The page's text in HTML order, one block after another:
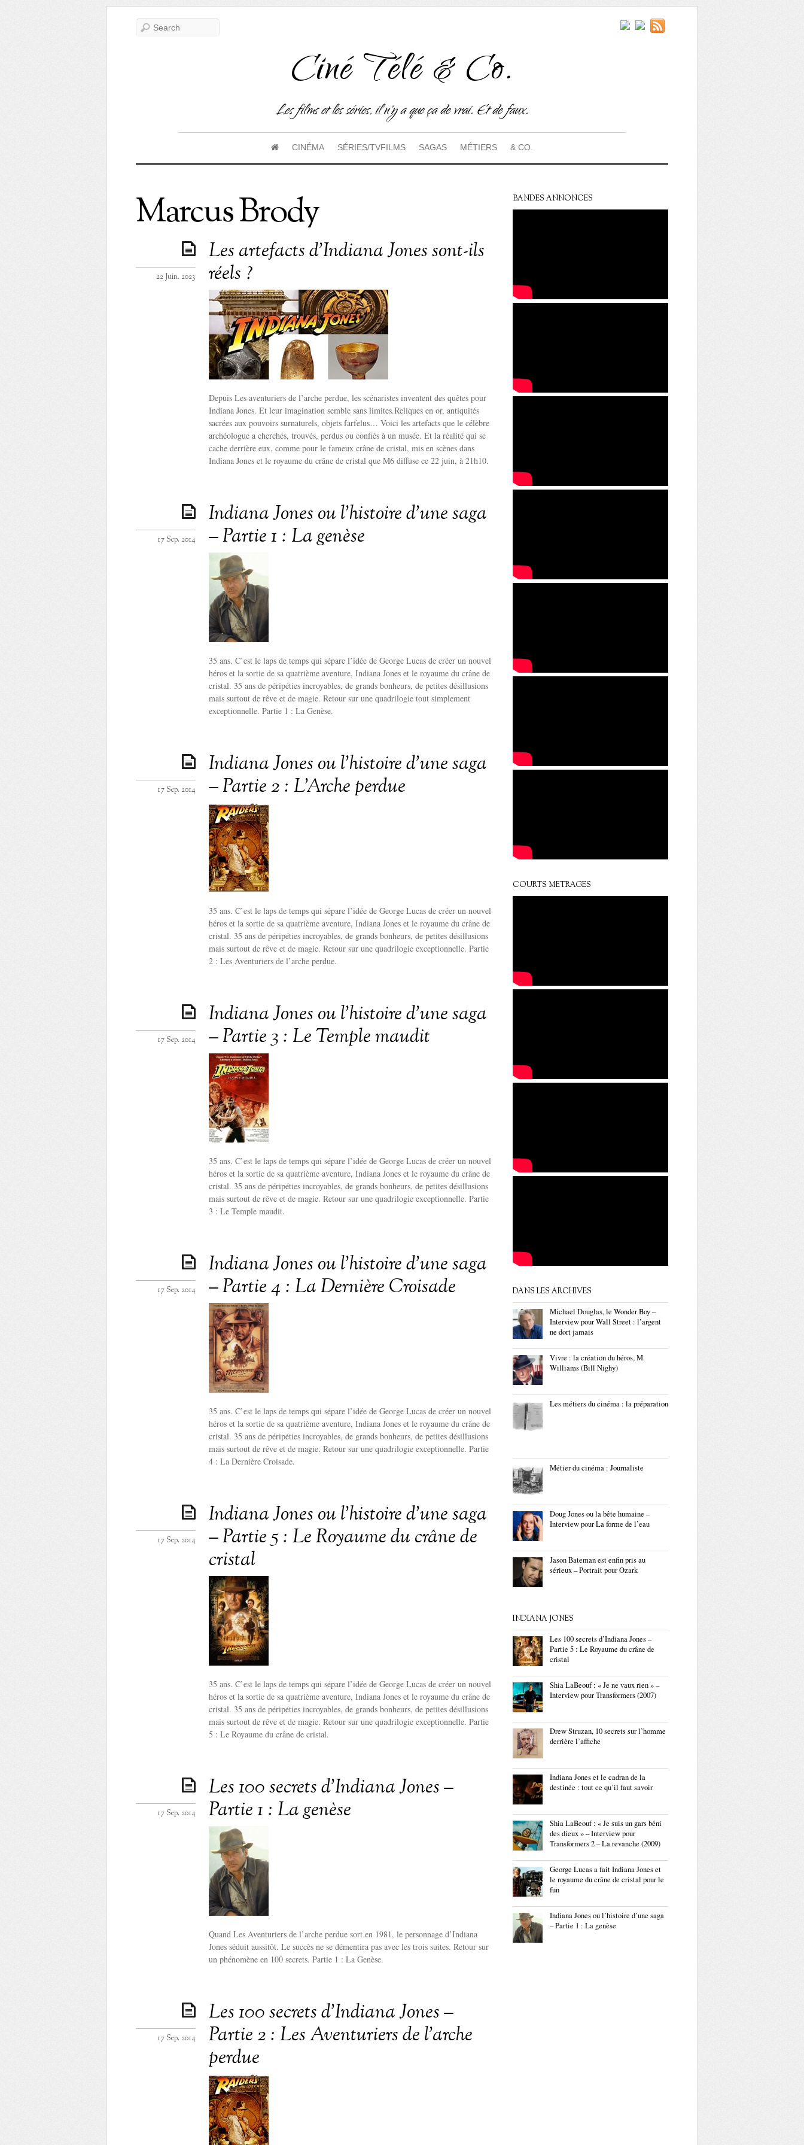
Ciné Télé & Co.
Les films et les séries, il n'y a que ça de vrai. Et de faux.
CINÉMA SÉRIES/TVFILMS SAGAS MÉTIERS & CO.
Marcus Brody
Les artefacts d’Indiana Jones sont-ils
réels ?
22 Juin. 2023
Depuis Les aventuriers de l’arche perdue, les scénaristes inventent des quêtes pour
Indiana Jones. Et leur imagination semble sans limites.Reliques en or, antiquités
sacrées aux pouvoirs surnaturels, objets farfelus… Voici les artefacts que le célèbre
archéologue a cherchés, trouvés, perdus ou confiés à un musée. Et la réalité qui se
cache derrière eux, comme pour le fameux crâne de cristal, mis en scènes dans
Indiana Jones et le royaume du crâne de cristal que M6 diffuse ce 22 juin, à 21h10.
Indiana Jones ou l’histoire d’une saga
– Partie 1 : La genèse
17 Sep. 2014
35 ans. C’est le laps de temps qui sépare l’idée de George Lucas de créer un nouvel
héros et la sortie de sa quatrième aventure, Indiana Jones et le royaume du crâne de
cristal. 35 ans de péripéties incroyables, de grands bonheurs, de petites désillusions
mais surtout de rêve et de magie. Retour sur une quadrilogie tout simplement
exceptionnelle. Partie 1 : La Genèse.
Indiana Jones ou l’histoire d’une saga
– Partie 2 : L’Arche perdue
17 Sep. 2014
35 ans. C’est le laps de temps qui sépare l’idée de George Lucas de créer un nouvel
héros et la sortie de sa quatrième aventure, Indiana Jones et le royaume du crâne de
cristal. 35 ans de péripéties incroyables, de grands bonheurs, de petites désillusions
mais surtout de rêve et de magie. Retour sur une quadrilogie exceptionnelle. Partie
2 : Les Aventuriers de l’arche perdue.
Indiana Jones ou l’histoire d’une saga
– Partie 3 : Le Temple maudit
17 Sep. 2014
35 ans. C’est le laps de temps qui sépare l’idée de George Lucas de créer un nouvel
héros et la sortie de sa quatrième aventure, Indiana Jones et le royaume du crâne de
cristal. 35 ans de péripéties incroyables, de grands bonheurs, de petites désillusions
mais surtout de rêve et de magie. Retour sur une quadrilogie exceptionnelle. Partie
3 : Le Temple maudit.
Indiana Jones ou l’histoire d’une saga
– Partie 4 : La Dernière Croisade
17 Sep. 2014
35 ans. C’est le laps de temps qui sépare l’idée de George Lucas de créer un nouvel
héros et la sortie de sa quatrième aventure, Indiana Jones et le royaume du crâne de
cristal. 35 ans de péripéties incroyables, de grands bonheurs, de petites désillusions
mais surtout de rêve et de magie. Retour sur une quadrilogie exceptionnelle. Partie
4 : La Dernière Croisade.
Indiana Jones ou l’histoire d’une saga
– Partie 5 : Le Royaume du crâne de
cristal
17 Sep. 2014
35 ans. C’est le laps de temps qui sépare l’idée de George Lucas de créer un nouvel
héros et la sortie de sa quatrième aventure, Indiana Jones et le royaume du crâne de
cristal. 35 ans de péripéties incroyables, de grands bonheurs, de petites désillusions
mais surtout de rêve et de magie. Retour sur une quadrilogie exceptionnelle. Partie
5 : Le Royaume du crâne de cristal.
Les 100 secrets d’Indiana Jones –
Partie 1 : La genèse
17 Sep. 2014
Quand Les Aventuriers de l’arche perdue sort en 1981, le personnage d’Indiana
Jones séduit aussitôt. Le succès ne se démentira pas avec les trois suites. Retour sur
un phénomène en 100 secrets. Partie 1 : La Genèse.
Les 100 secrets d’Indiana Jones –
Partie 2 : Les Aventuriers de l’arche
perdue
17 Sep. 2014
BANDES ANNONCES
COURTS METRAGES
DANS LES ARCHIVES
Michael Douglas, le Wonder Boy –
Interview pour Wall Street : l’argent
ne dort jamais
Vivre : la création du héros, M.
Williams (Bill Nighy)
Les métiers du cinéma : la préparation
Métier du cinéma : Journaliste
Doug Jones ou la bête humaine –
Interview pour La forme de l’eau
Jason Bateman est enfin pris au
sérieux – Portrait pour Ozark
INDIANA JONES
Les 100 secrets d’Indiana Jones –
Partie 5 : Le Royaume du crâne de
cristal
Shia LaBeouf : « Je ne vaux rien » –
Interview pour Transformers (2007)
Drew Struzan, 10 secrets sur l’homme
derrière l’affiche
Indiana Jones et le cadran de la
destinée : tout ce qu’il faut savoir
Shia LaBeouf : « Je suis un gars béni
des dieux » – Interview pour
Transformers 2 – La revanche (2009)
George Lucas a fait Indiana Jones et
le royaume du crâne de cristal pour le
fun
Indiana Jones ou l’histoire d’une saga
– Partie 1 : La genèse